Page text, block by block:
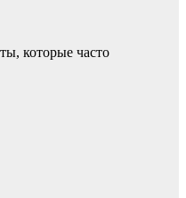
которые часто